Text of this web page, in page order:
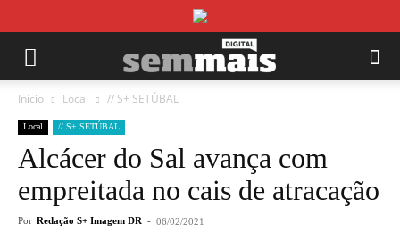
Início Local // S+ SETÚBAL
Local // S+ SETÚBAL
Alcácer do Sal avança com
empreitada no cais de atracação
Por Redação S+ Imagem DR - 06/02/2021